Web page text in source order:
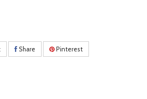
Share Pinterest